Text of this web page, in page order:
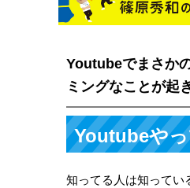
Youtubeでまさか
ミングなことが起
Youtubeや
知ってる人は知ってい